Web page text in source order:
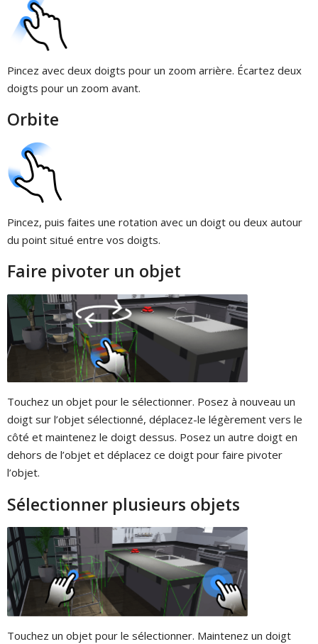
Pincez avec deux doigts pour un zoom arrière. Écartez deux
doigts pour un zoom avant.
Orbite
Pincez, puis faites une rotation avec un doigt ou deux autour
du point situé entre vos doigts.
Faire pivoter un objet
Touchez un objet pour le sélectionner. Posez à nouveau un
doigt sur l’objet sélectionné, déplacez-le légèrement vers le
côté et maintenez le doigt dessus. Posez un autre doigt en
dehors de l’objet et déplacez ce doigt pour faire pivoter
l’objet.
Sélectionner plusieurs objets
Touchez un objet pour le sélectionner. Maintenez un doigt